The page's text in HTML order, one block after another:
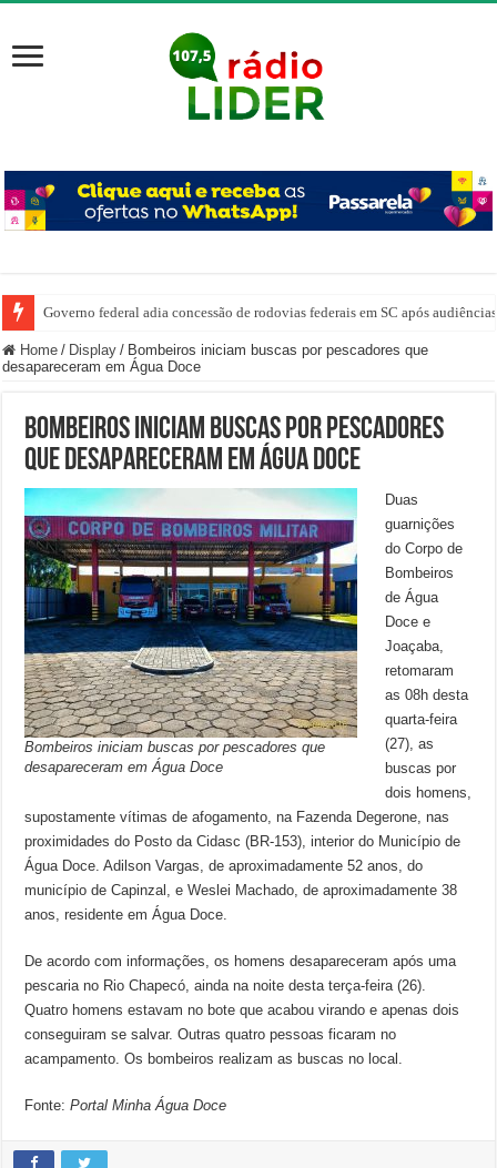
Governo federal adia concessão de rodovias federais em SC após audiências
Home / Display / Bombeiros iniciam buscas por pescadores que
desapareceram em Água Doce
Bombeiros iniciam buscas por pescadores
que desapareceram em Água Doce
Bombeiros iniciam buscas por pescadores que
desapareceram em Água Doce
Duas
guarnições
do Corpo de
Bombeiros
de Água
Doce e
Joaçaba,
retomaram
as 08h desta
quarta-feira
(27), as
buscas por
dois homens,
supostamente vítimas de afogamento, na Fazenda Degerone, nas
proximidades do Posto da Cidasc (BR-153), interior do Município de
Água Doce. Adilson Vargas, de aproximadamente 52 anos, do
município de Capinzal, e Weslei Machado, de aproximadamente 38
anos, residente em Água Doce.
De acordo com informações, os homens desapareceram após uma
pescaria no Rio Chapecó, ainda na noite desta terça-feira (26).
Quatro homens estavam no bote que acabou virando e apenas dois
conseguiram se salvar. Outras quatro pessoas ficaram no
acampamento. Os bombeiros realizam as buscas no local.
Fonte:Portal Minha Água Doce